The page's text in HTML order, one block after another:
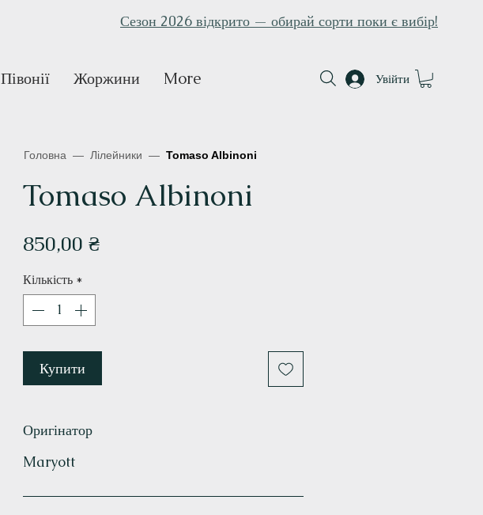
Сезон 2026 відкрито — обирай сорти поки є вибір!
Увійти
Півонії Жоржини More
Tomaso Albinoni
850,00 ₴Ціна
Кількість *
Купити
Оригінатор
Maryott
Головна — Лілейники — Tomaso Albinoni